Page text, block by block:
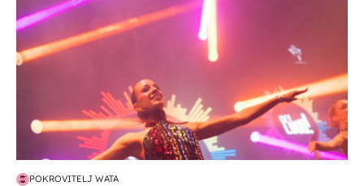
POKROVITELJ WATA